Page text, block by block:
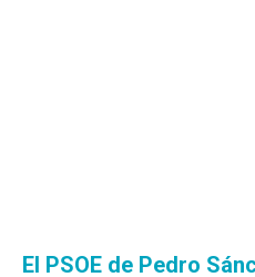
El PSOE de Pedro